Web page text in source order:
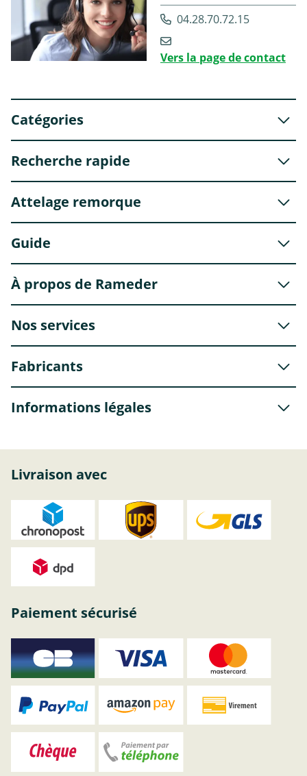
04.28.70.72.15
Vers la page de contact
Catégories
Recherche rapide
Attelage remorque
Guide
À propos de Rameder
Nos services
Fabricants
Informations légales
Livraison avec
Paiement sécurisé